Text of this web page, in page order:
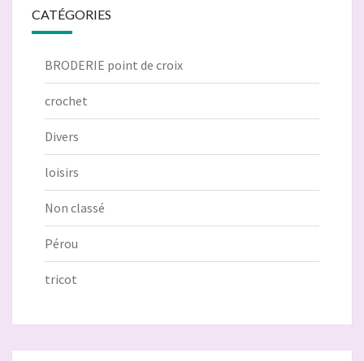
CATÉGORIES
BRODERIE point de croix
crochet
Divers
loisirs
Non classé
Pérou
tricot